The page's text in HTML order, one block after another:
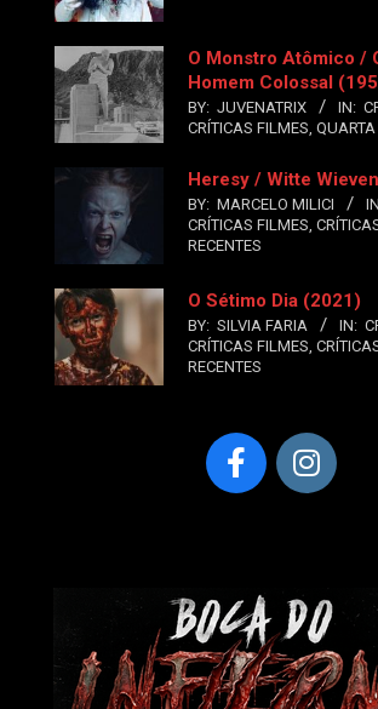
O Monstro Atômico /
Homem Colossal
BY: JUVENATRIX IN:
CRÍTICAS FILMES,
Heresy / Witte
BY: MARCELO MILICI
CRÍTICAS FILMES,
RECENTES
O Sétimo Dia (2021)
BY: SILVIA FARIA IN:
CRÍTICAS FILMES,
RECENTES